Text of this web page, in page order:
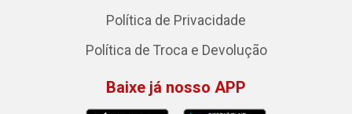
Política de Privacidade
Política de Troca e Devolução
Baixe já nosso APP